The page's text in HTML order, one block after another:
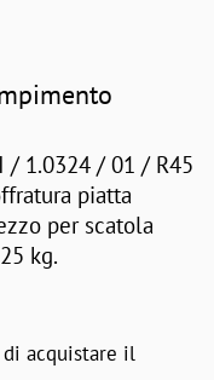
/ 1.0324 / 01 / R45
piatta
per scatola
kg.
acquistare il